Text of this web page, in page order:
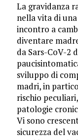
La gravidanza
nella vita di
incontro a
diventare
da Sars-CoV-2
sviluppo di
madri, in
rischio
patologie
Vi sono
sicurezza del